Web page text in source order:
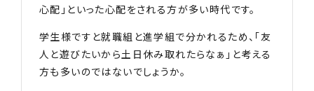
心配」といった心配をされる方が多い時代です。
学生様ですと就職組と進学組で分かれるため、「友
人と遊びたいから土日休み取れたらなぁ」と考える
方も多いのではないでしょうか。